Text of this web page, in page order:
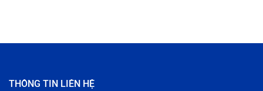
THÔNG TIN LIÊN HỆ